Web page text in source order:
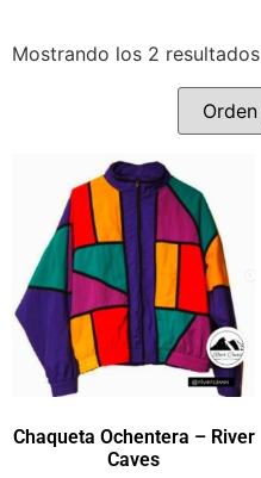
Mostrando los 2 resultados
Chaqueta Ochentera – River
Caves